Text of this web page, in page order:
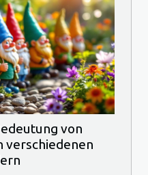
von
verschiedenen